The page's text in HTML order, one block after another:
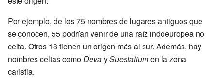
Por ejemplo, de los 75 nombres de lugares antiguos que
se conocen, 55 podrían venir de una raíz indoeuropea no
celta. Otros 18 tienen un origen más al sur. Además, hay
nombres celtas comoDevaySuestatiumen la zona
caristia.